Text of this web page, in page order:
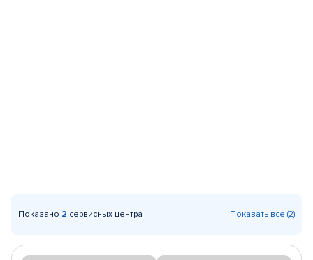
Показано 2 сервисных центра Показать все (2)